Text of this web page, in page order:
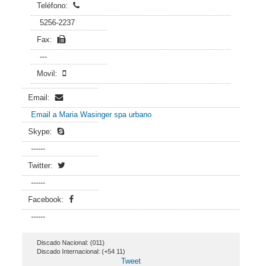
Teléfono:
5256-2237
Fax:
---
Movil:
Email:
Email a Maria Wasinger spa urbano
Skype:
------
Twitter:
------
Facebook:
------
Discado Nacional: (011)
Discado Internacional: (+54 11)
Tweet